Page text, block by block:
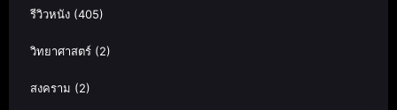
รีวิวหนัง (405)
วิทยาศาสตร์ (2)
สงคราม (2)